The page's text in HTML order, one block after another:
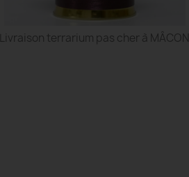
Livraison terrarium pas cher à MÂCON